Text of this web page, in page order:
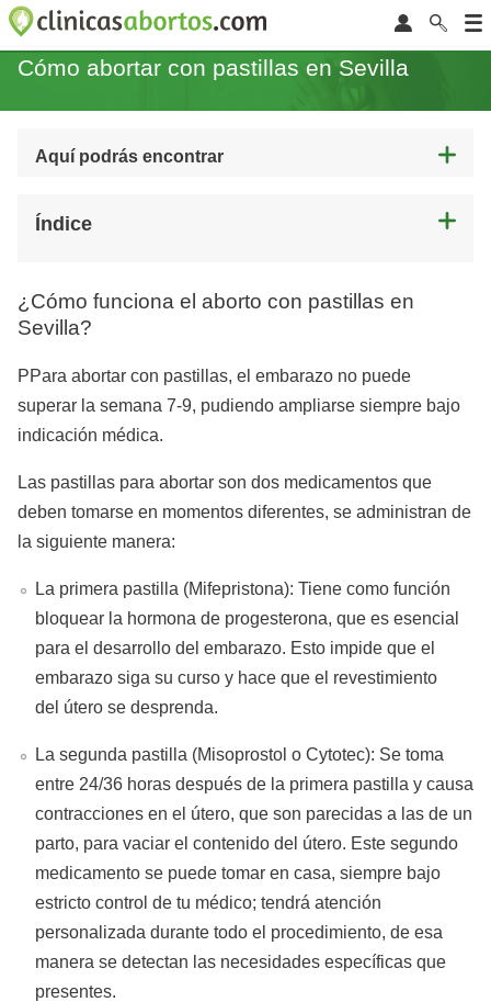
Cómo abortar con pastillas en Sevilla
Aquí podrás encontrar
Índice
¿Cómo funciona el aborto con pastillas en
Sevilla?
PPara abortar con pastillas, el embarazo no puede
superar la semana 7-9, pudiendo ampliarse siempre bajo
indicación médica.
Las pastillas para abortar son dos medicamentos que
deben tomarse en momentos diferentes, se administran de
la siguiente manera:
La primera pastilla (Mifepristona): Tiene como función
bloquear la hormona de progesterona, que es esencial
para el desarrollo del embarazo. Esto impide que el
embarazo siga su curso y hace que el revestimiento
del útero se desprenda.
La segunda pastilla (Misoprostol o Cytotec): Se toma
entre 24/36 horas después de la primera pastilla y causa
contracciones en el útero, que son parecidas a las de un
parto, para vaciar el contenido del útero. Este segundo
medicamento se puede tomar en casa, siempre bajo
estricto control de tu médico; tendrá atención
personalizada durante todo el procedimiento, de esa
manera se detectan las necesidades específicas que
presentes.